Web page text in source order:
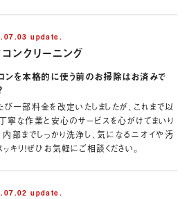
update.
ンクリーニング
ンを本格的に使う前のお掃除はお済みで
び一部料金を改定いたしましたが、これまで以
寧な作業と安心のサービスを心がけてまいり
内部までしっかり洗浄し、気になるニオイや汚
ッキリ！ぜひお気軽にご相談ください。
update.